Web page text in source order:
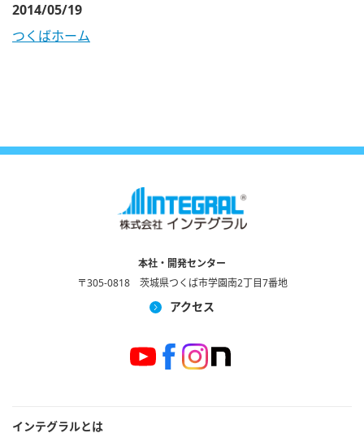
2014/05/19
つくばホーム
本社・開発センター
〒305-0818 茨城県つくば市学園南2丁目7番地
アクセス
インテグラルとは